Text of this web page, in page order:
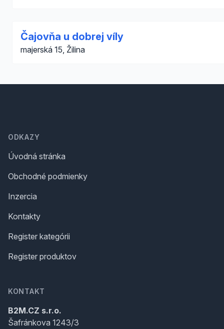
Čajovňa u dobrej víly
majerská 15, Žilina
ODKAZY
Úvodná stránka
Obchodné podmienky
Inzercia
Kontakty
Register kategórii
Register produktov
KONTAKT
B2M.CZ s.r.o.
Šafránkova 1243/3